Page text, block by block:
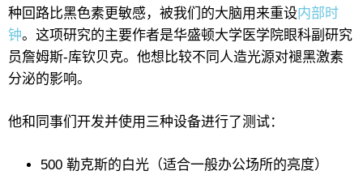
种回路比黑色素更敏感，被我们的大脑用来重设内部时
钟。这项研究的主要作者是华盛顿大学医学院眼科副研究
员詹姆斯-库钦贝克。他想比较不同人造光源对褪黑激素
分泌的影响。
他和同事们开发并使用三种设备进行了测试：
500 勒克斯的白光（适合一般办公场所的亮度）